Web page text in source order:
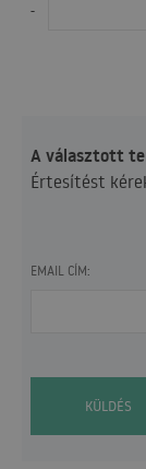
-
A választott
Értesítést
EMAIL CÍM:
KÜLDÉS